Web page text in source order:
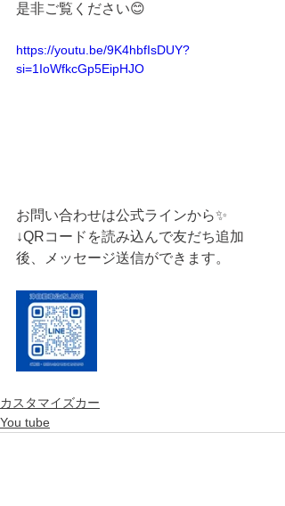
是非ご覧ください😊
https://youtu.be/9K4hbfIsDUY?
si=1IoWfkcGp5EipHJO
お問い合わせは公式ラインから✨
↓QRコードを読み込んで友だち追加
後、メッセージ送信ができます。
カスタマイズカー
You tube